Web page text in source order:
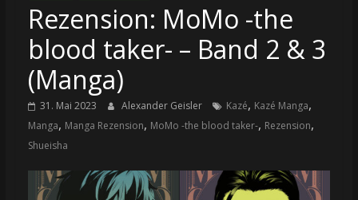
Rezension: MoMo -the
blood taker- – Band 2 & 3
(Manga)
31. Mai 2023 Alexander Geisler Kazé, Kazé Manga,
Manga, Manga Rezension, MoMo -the blood taker-, Rezension,
Shueisha